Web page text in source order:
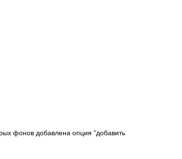
фонов добавлена опция "добавить